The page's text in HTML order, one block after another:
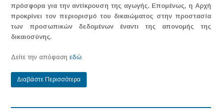
πρόσφορα για την αντίκρουση της αγωγής. Επομένως, η Αρχή
προκρίνει τον περιορισμό του δικαιώματος στην προστασία
των προσωπικών δεδομένων έναντι της απονομής της
δικαιοσύνης.
Δείτε την απόφασηεδώ.
Διαβάστε Περισσότερα